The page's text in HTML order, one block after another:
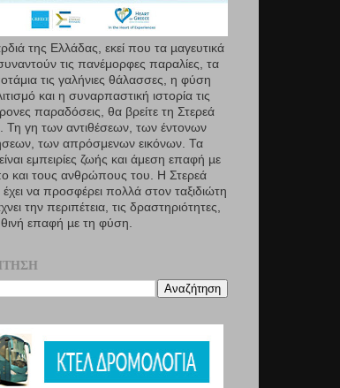
της Ελλάδας, εκεί που τα µαγευτικά
τις πανέμορφες παραλίες, τα
τις γαλήνιες θάλασσες, η φύση
και η συναρπαστική ιστορία τις
παραδόσεις, θα βρείτε τη Στερεά
Τη γη των αντιθέσεων, των έντονων
των απρόσμενων εικόνων. Τα
είναι εμπειρίες ζωής και άμεση επαφή µε
και τους ανθρώπους του. Η Στερεά
να προσφέρει πολλά στον ταξιδιώτη
την περιπέτεια, τις δραστηριότητες,
επαφή µε τη φύση.